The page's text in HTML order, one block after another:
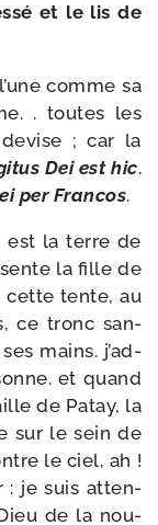
et le lis de
comme sa
. toutes les
; car la
Dei est hic.
per Francos.
est la terre de
la fille de
cette tente, au
ce tronc san­
mains. j’ad­
et quand
de Patay, la
sur le sein de
le ciel, ah !
: je suis atten­
de la nou­